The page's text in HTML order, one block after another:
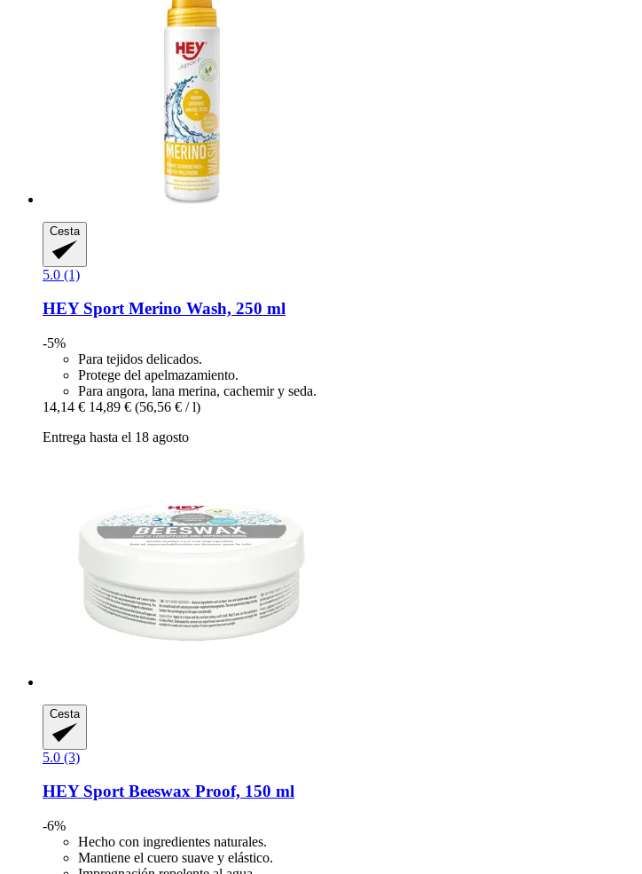
Cesta
5.0 (1)
HEY SportMerino Wash, 250 ml
-5%
Para tejidos delicados.
Protege del apelmazamiento.
Para angora, lana merina, cachemir y seda.
14,14 € 14,89 € (56,56 € / l)
Entrega hasta el 18 agosto
Cesta
5.0 (3)
HEY SportBeeswax Proof, 150 ml
-6%
Hecho con ingredientes naturales.
Mantiene el cuero suave y elástico.